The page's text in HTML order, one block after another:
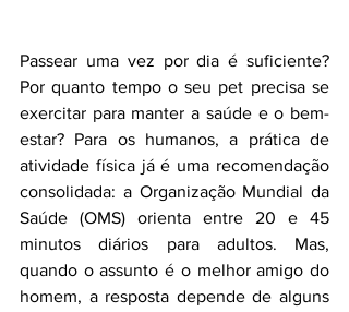
Passear uma vez por dia é suficiente?
Por quanto tempo o seu pet precisa se
exercitar para manter a saúde e o bem-
estar? Para os humanos, a prática de
atividade física já é uma recomendação
consolidada: a Organização Mundial da
Saúde (OMS) orienta entre 20 e 45
minutos diários para adultos. Mas,
quando o assunto é o melhor amigo do
homem, a resposta depende de alguns